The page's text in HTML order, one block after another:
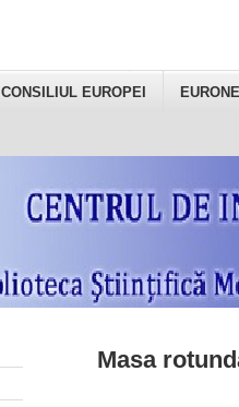
CONSILIUL EUROPEI
Masa